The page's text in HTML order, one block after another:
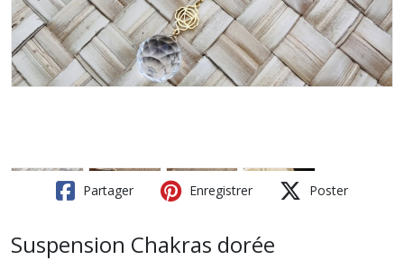
Partager Enregistrer Poster
Suspension Chakras dorée